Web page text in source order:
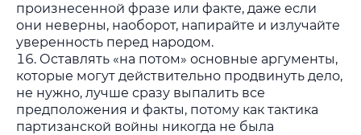
произнесенной фразе или факте, даже если
они неверны, наоборот, напирайте и излучайте
уверенность перед народом.
Оставлять «на потом» основные аргументы,
которые могут действительно продвинуть дело,
не нужно, лучше сразу выпалить все
предположения и факты, потому как тактика
партизанской войны никогда не была